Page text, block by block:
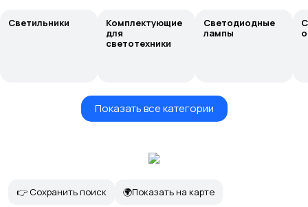
Светильники
Комплектующие
для
светотехники
Светодиодные
лампы
Показать все категории
👉 Сохранить поиск 🌍Показать на карте